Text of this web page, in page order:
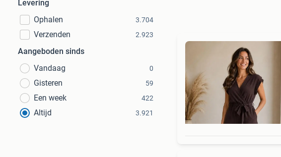
Levering
Ophalen
3.704
Verzenden 2.923
Aangeboden sinds
Vandaag
0
Gisteren 59
Een week 422
Altijd 3.921